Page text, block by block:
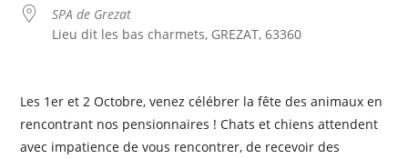
SPA de Grezat
Lieu dit les bas charmets, GREZAT, 63360
Les 1er et 2 Octobre, venez célébrer la fête des animaux en
rencontrant nos pensionnaires ! Chats et chiens attendent
avec impatience de vous rencontrer, de recevoir des